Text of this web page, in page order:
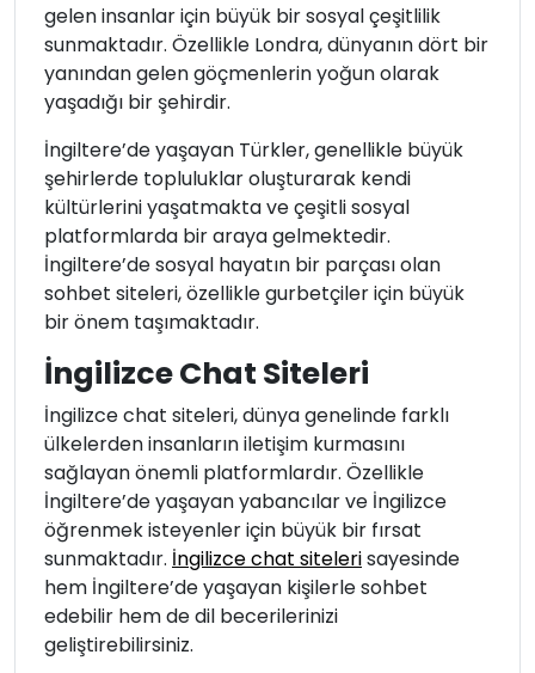
gelen insanlar için büyük bir sosyal çeşitlilik
sunmaktadır. Özellikle Londra, dünyanın dört bir
yanından gelen göçmenlerin yoğun olarak
yaşadığı bir şehirdir.
İngiltere’de yaşayan Türkler, genellikle büyük
şehirlerde topluluklar oluşturarak kendi
kültürlerini yaşatmakta ve çeşitli sosyal
platformlarda bir araya gelmektedir.
İngiltere’de sosyal hayatın bir parçası olan
sohbet siteleri, özellikle gurbetçiler için büyük
bir önem taşımaktadır.
İngilizce Chat Siteleri
İngilizce chat siteleri, dünya genelinde farklı
ülkelerden insanların iletişim kurmasını
sağlayan önemli platformlardır. Özellikle
İngiltere’de yaşayan yabancılar ve İngilizce
öğrenmek isteyenler için büyük bir fırsat
sunmaktadır. İngilizce chat sitelerisayesinde
hem İngiltere’de yaşayan kişilerle sohbet
edebilir hem de dil becerilerinizi
geliştirebilirsiniz.